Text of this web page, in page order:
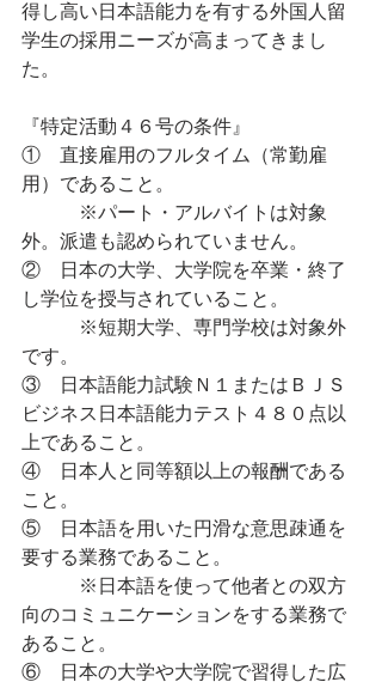
得し高い日本語能力を有する外国人留
学生の採用ニーズが高まってきまし
た。
『特定活動４６号の条件』
①　直接雇用のフルタイム（常勤雇
用）であること。
※パート・アルバイトは対象
外。派遣も認められていません。
②　日本の大学、大学院を卒業・終了
し学位を授与されていること。
※短期大学、専門学校は対象外
です。
③　日本語能力試験Ｎ１またはＢＪＳ
ビジネス日本語能力テスト４８０点以
上であること。
④　日本人と同等額以上の報酬である
こと。
⑤　日本語を用いた円滑な意思疎通を
要する業務であること。
※日本語を使って他者との双方
向のコミュニケーションをする業務で
あること。
⑥　日本の大学や大学院で習得した広